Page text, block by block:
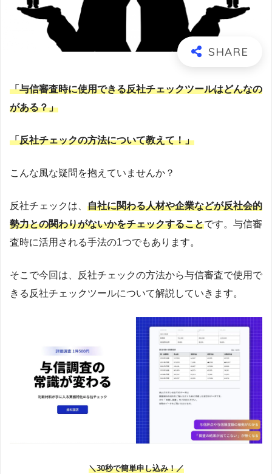
「与信審査時に使用できる反社チェックツールはどんなの
がある？」
「反社チェックの方法について教えて！」
こんな風な疑問を抱えていませんか？
反社チェックは、 自社に関わる人材や企業などが反社会的
勢力との関わりがないかをチェックすることです。与信審
査時に活用される手法の1つでもあります。
そこで今回は、反社チェックの方法から与信審査で使用で
きる反社チェックツールについて解説していきます。
＼30秒で簡単申し込み！／